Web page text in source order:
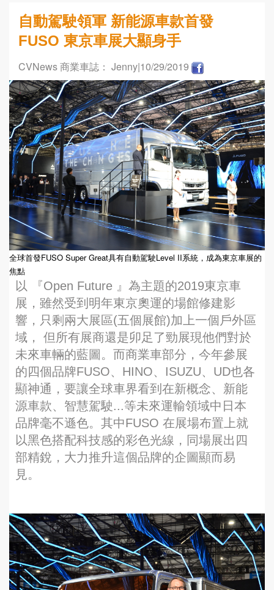
自動駕駛領軍 新能源車款首發
FUSO 東京車展大顯身手
CVNews 商業車誌： Jenny|10/29/2019
全球首發FUSO Super Great具有自動駕駛Level II系統，成為東京車展的
焦點
以 『Open Future 』為主題的2019東京車
展，雖然受到明年東京奧運的場館修建影
響，只剩兩大展區(五個展館)加上一個戶外區
域， 但所有展商還是卯足了勁展現他們對於
未來車輛的藍圖。而商業車部分，今年參展
的四個品牌FUSO、HINO、ISUZU、UD也各
顯神通，要讓全球車界看到在新概念、新能
源車款、智慧駕駛...等未來運輸領域中日本
品牌毫不遜色。其中FUSO 在展場布置上就
以黑色搭配科技感的彩色光線，同場展出四
部精銳，大力推升這個品牌的企圖顯而易
見。